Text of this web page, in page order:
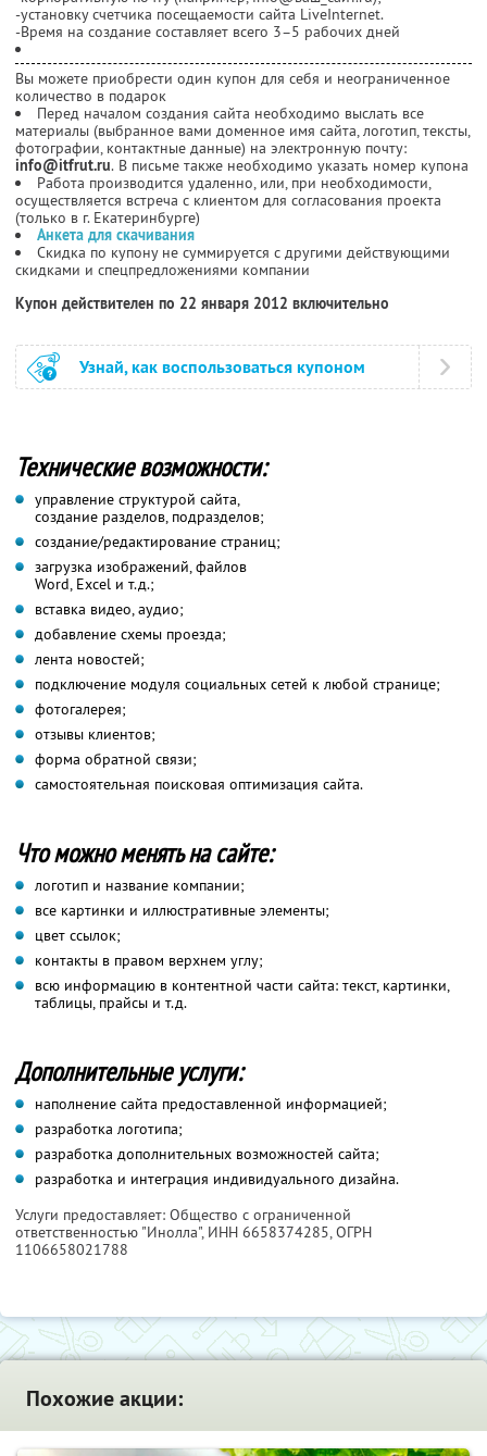
-установку счетчика посещаемости сайта LiveInternet.
-Время на создание составляет всего 3–5 рабочих дней
Вы можете приобрести один купон для себя и неограниченное
количество в подарок
Перед началом создания сайта необходимо выслать все
материалы (выбранное вами доменное имя сайта, логотип, тексты,
фотографии, контактные данные) на электронную почту:
info@itfrut.ru. В письме также необходимо указать номер купона
Работа производится удаленно, или, при необходимости,
осуществляется встреча с клиентом для согласования проекта
(только в г. Екатеринбурге)
Анкета для скачивания
Скидка по купону не суммируется с другими действующими
скидками и спецпредложениями компании
Купон действителен по 22 января 2012 включительно
Узнай, как воспользоваться купоном
Технические возможности:
управление структурой сайта,
создание разделов, подразделов;
создание/редактирование страниц;
загрузка изображений, файлов
Word, Excel и т.д.;
вставка видео, аудио;
добавление схемы проезда;
лента новостей;
подключение модуля социальных сетей к любой странице;
фотогалерея;
отзывы клиентов;
форма обратной связи;
самостоятельная поисковая оптимизация сайта.
Что можно менять на сайте:
логотип и название компании;
все картинки и иллюстративные элементы;
цвет ссылок;
контакты в правом верхнем углу;
всю информацию в контентной части сайта: текст, картинки,
таблицы, прайсы и т.д.
Дополнительные услуги:
наполнение сайта предоставленной информацией;
разработка логотипа;
разработка дополнительных возможностей сайта;
разработка и интеграция индивидуального дизайна.
Услуги предоставляет: Общество с ограниченной
ответственностью "Инолла", ИНН 6658374285, ОГРН
1106658021788
Похожие акции: